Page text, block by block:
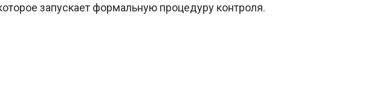
запускает формальную процедуру контроля.